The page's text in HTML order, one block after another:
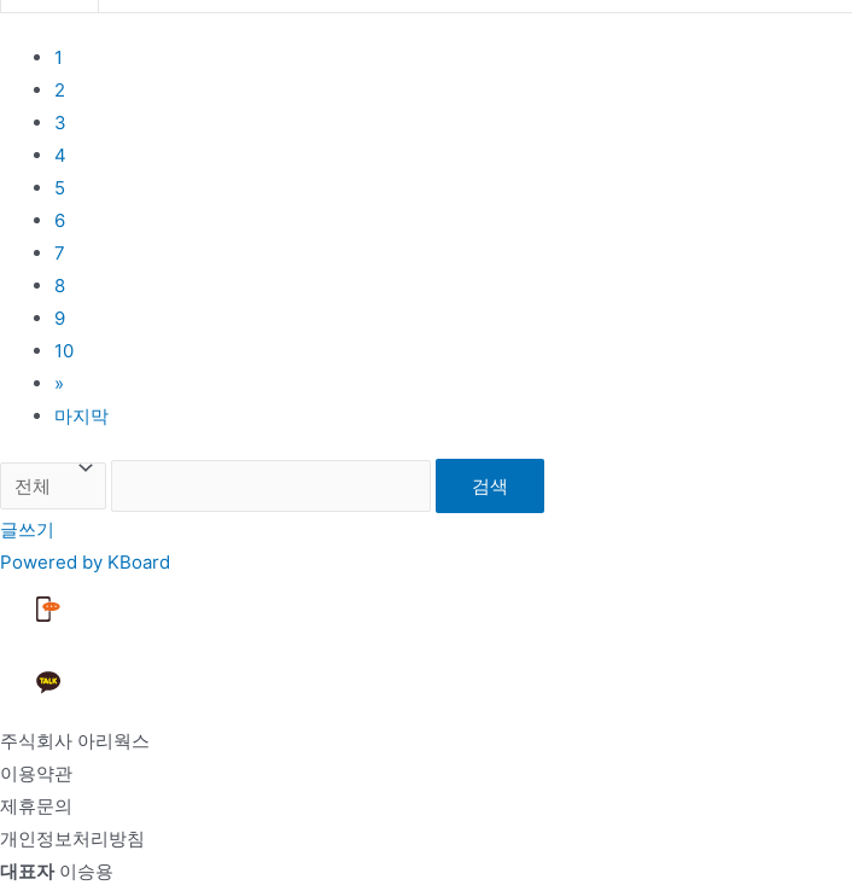
1
2
3
4
5
6
7
8
9
10
»
마지막
검색
글쓰기
Powered by KBoard
주식회사 아리웍스
이용약관
제휴문의
개인정보처리방침
대표자이승용